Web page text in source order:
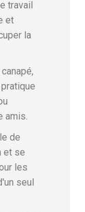
travail
et
la
amis.
de
et se
les
seul